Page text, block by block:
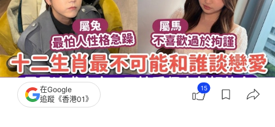
撰文：星座屋
在Google
追蹤《香港01》
15